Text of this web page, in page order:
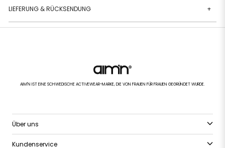
LIEFERUNG & RÜCKSENDUNG +
AIM'N IST EINE SCHWEDISCHE ACTIVEWEAR-MARKE, DIE VON FRAUEN FÜR FRAUEN GEGRÜNDET WURDE.
Über uns
Kundenservice